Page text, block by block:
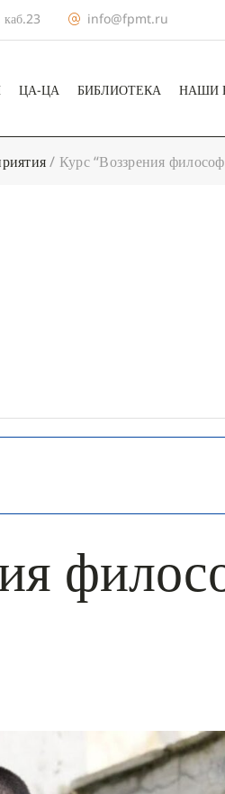
info@fpmt.ru
ЦА-ЦА БИБЛИОТЕКА НАШИ
/ Курс “Воззрения